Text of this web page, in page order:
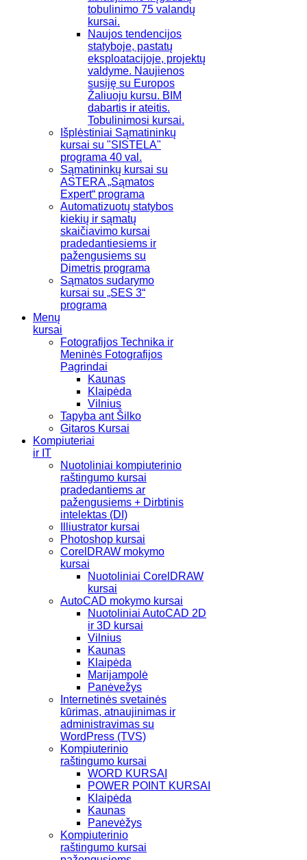
tobulinimo 75 valandų
kursai.
Naujos tendencijos
statyboje, pastatų
eksploatacijoje, projektų
valdyme. Naujienos
susiję su Europos
Žaliuoju kursu. BIM
dabartis ir ateitis.
Tobulinimosi kursai.
Išplėstiniai Sąmatininkų
kursai su "SISTELA"
programa 40 val.
Sąmatininkų kursai su
ASTERA „Sąmatos
Expert“ programa
Automatizuotų statybos
kiekių ir sąmatų
skaičiavimo kursai
pradedantiesiems ir
pažengusiems su
Dimetris programa
Sąmatos sudarymo
kursai su „SES 3“
programa
Menų
kursai
Fotografijos Technika ir
Meninės Fotografijos
Pagrindai
Kaunas
Klaipėda
Vilnius
Tapyba ant Šilko
Gitaros Kursai
Kompiuteriai
ir IT
Nuotoliniai kompiuterinio
raštingumo kursai
pradedantiems ar
pažengusiems + Dirbtinis
intelektas (DI)
Illiustrator kursai
Photoshop kursai
CorelDRAW mokymo
kursai
Nuotoliniai CorelDRAW
kursai
AutoCAD mokymo kursai
Nuotoliniai AutoCAD 2D
ir 3D kursai
Vilnius
Kaunas
Klaipėda
Marijampolė
Panėvežys
Internetinės svetainės
kūrimas, atnaujinimas ir
administravimas su
WordPress (TVS)
Kompiuterinio
raštingumo kursai
WORD KURSAI
POWER POINT KURSAI
Klaipėda
Kaunas
Panevėžys
Kompiuterinio
raštingumo kursai